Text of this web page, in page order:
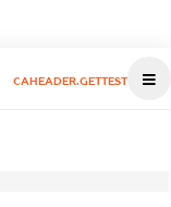
CAHEADER.GETTEST